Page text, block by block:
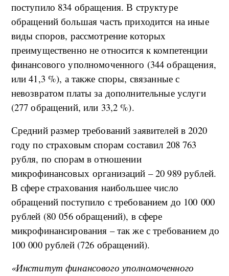
поступило 834 обращения. В структуре
обращений большая часть приходится на иные
виды споров, рассмотрение которых
преимущественно не относится к компетенции
финансового уполномоченного (344 обращения,
или 41,3 %), а также споры, связанные с
невозвратом платы за дополнительные услуги
(277 обращений, или 33,2 %).
Средний размер требований заявителей в 2020
году по страховым спорамсоставил 208 763
рубля, по спорам в отношении
микрофинансовыхорганизаций – 20 989 рублей.
В сфере страхования наибольшее число
обращений поступило с требованием до 100 000
рублей (80 056 обращений), в сфере
микрофинансирования – так же с требованием до
100 000 рублей (726 обращений).
«Институт финансового уполномоченного